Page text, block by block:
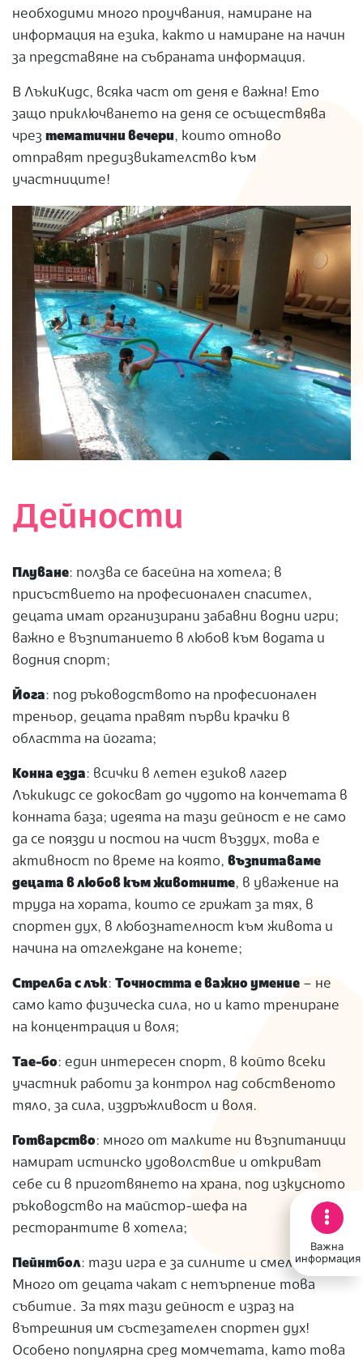
Важна
информация
необходими много проучвания, намиране на
информация на езика, както и намиране на начин
за представяне на събраната информация.
В ЛъкиКидс, всяка част от деня е важна! Ето
защо приключването на деня се осъществява
чрез тематични вечери, които отново
отправят предизвикателство към
участниците!
Дейности
Плуване: ползва се басейна на хотела; в
присъствието на професионален спасител,
децата имат организирани забавни водни игри;
важно е възпитанието в любов към водата и
водния спорт;
Йога: под ръководството на професионален
треньор, децата правят първи крачки в
областта на йогата;
Конна езда: всички в летен езиков лагер
Лъкикидс се докосват до чудото на кончетата в
конната база; идеята на тази дейност е не само
да се поязди и постои на чист въздух, това е
активност по време на която, възпитаваме
децата в любов към животните, в уважение на
труда на хората, които се грижат за тях, в
спортен дух, в любознателност към живота и
начина на отглеждане на конете;
Стрелба с лък: Точността е важно умение – не
само като физическа сила, но и като трениране
на концентрация и воля;
Тае-бо: един интересен спорт, в който всеки
участник работи за контрол над собственото
тяло, за сила, издръжливост и воля.
Готварство: много от малките ни възпитаници
намират истинско удоволствие и откриват
себе си в приготвянето на храна, под изкусното
ръководство на майстор-шефа на
ресторантите в хотела;
Пейнтбол: тази игра е за силните и смелите!
Много от децата чакат с нетърпение това
събитие. За тях тази дейност е израз на
вътрешния им състезателен спортен дух!
Особено популярна сред момчетата, като това